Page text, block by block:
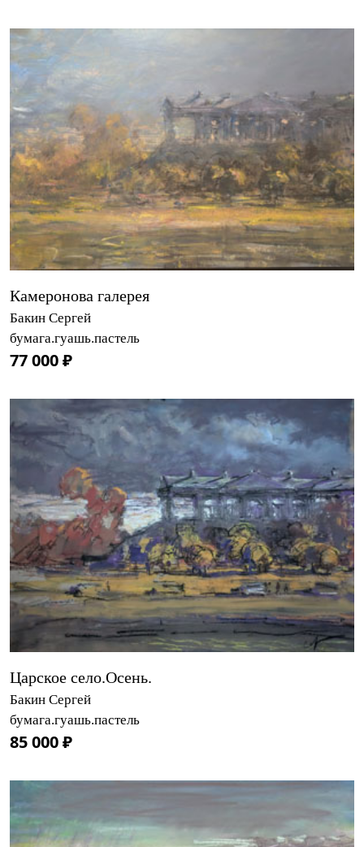
Камеронова галерея
Бакин Сергей
бумага.гуашь.пастель
77 000 ₽
Царское село.Осень.
Бакин Сергей
бумага.гуашь.пастель
85 000 ₽